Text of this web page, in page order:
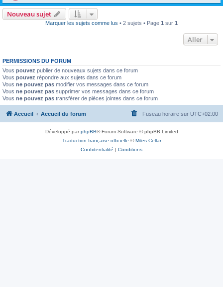
Nouveau sujet
Marquer les sujets comme lus • 2 sujets • Page 1 sur 1
Aller
PERMISSIONS DU FORUM
Vous pouvez publier de nouveaux sujets dans ce forum
Vous pouvez répondre aux sujets dans ce forum
Vous ne pouvez pas modifier vos messages dans ce forum
Vous ne pouvez pas supprimer vos messages dans ce forum
Vous ne pouvez pas transférer de pièces jointes dans ce forum
Accueil Accueil du forum Fuseau horaire sur UTC+02:00
Développé parphpBB® Forum Software © phpBB Limited
Traduction française officielle ©Miles Cellar
Confidentialité | Conditions